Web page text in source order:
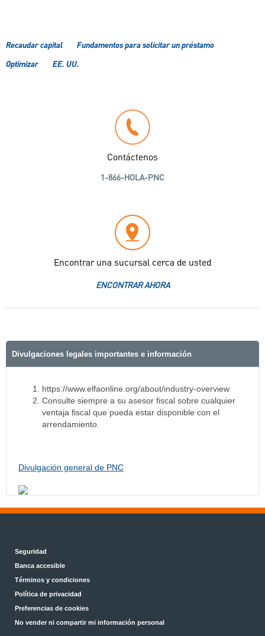
Recaudar capital
Fundamentos para solicitar un préstamo
Optimizar
EE. UU.
Contáctenos
1-866-HOLA-PNC
Encontrar una sucursal cerca de usted
ENCONTRAR AHORA
Divulgaciones legales importantes e información
https://www.elfaonline.org/about/industry-overview
Consulte siempre a su asesor fiscal sobre cualquier
ventaja fiscal que pueda estar disponible con el
arrendamiento.
Divulgación general de PNC
Seguridad
Banca accesible
Términos y condiciones
Política de privacidad
Preferencias de cookies
No vender ni compartir mi información personal